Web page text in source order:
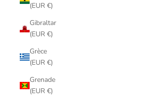
(EUR €)
Gibraltar
(EUR €)
Grèce
(EUR €)
Grenade
(EUR €)